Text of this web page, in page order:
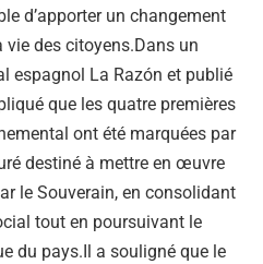
d’apporter un changement
des citoyens.Dans un
espagnol La Razón et publié
que les quatre premières
ont été marquées par
destiné à mettre en œuvre
le Souverain, en consolidant
tout en poursuivant le
du pays.Il a souligné que le